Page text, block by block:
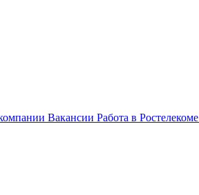
Вакансии Работа в Ростелекоме